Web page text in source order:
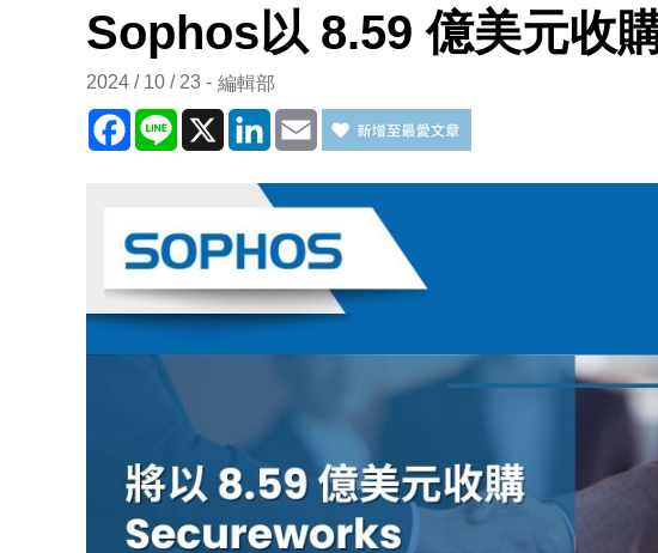
Sophos以 8.59 億美元收
2024 / 10 / 23 編輯部
Facebook
Line X LinkedInEmail